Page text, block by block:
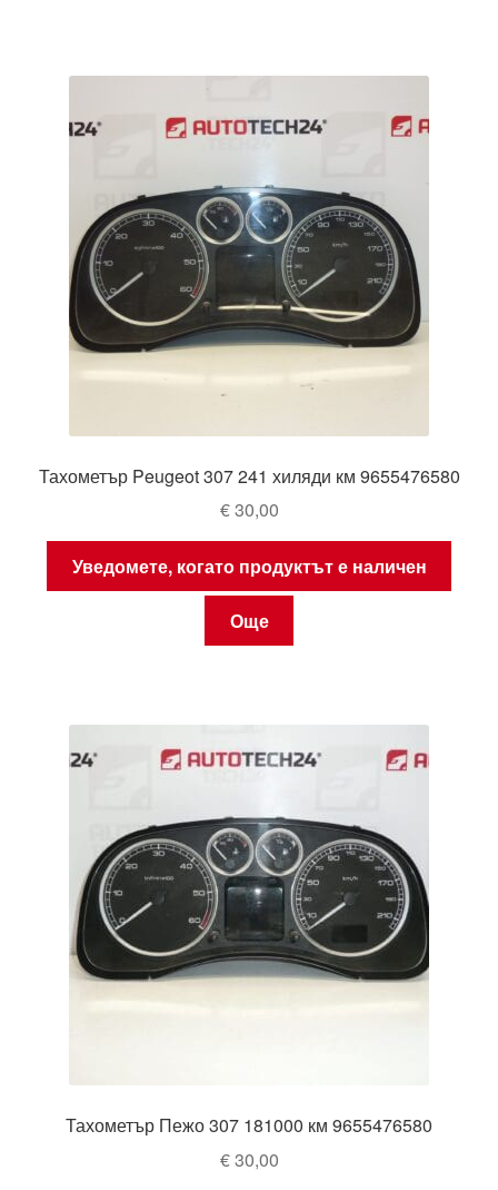
Тахометър Peugeot 307 241 хиляди км 9655476580
€30,00
Уведомете, когато продуктът е наличен
Още
Тахометър Пежо 307 181000 км 9655476580
€30,00